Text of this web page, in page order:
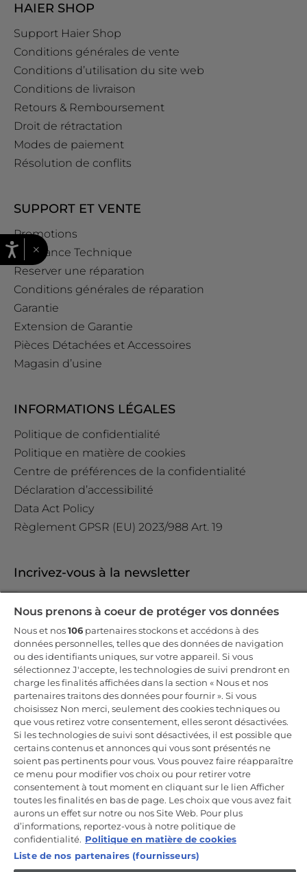
HAIER SHOP
Support Haier Shop
Conditions générales de vente
Conditions d’utilisation du site web
Conditions de livraison
Retours & Remboursement
Droit de rétractation
Modes de paiement
Résolution de conflits
SUPPORT ET VENTE
Promotions
Assistance Technique
Reserver une réparation
Conditions générales de réparation
Garantie
Extension de Garantie
Pièces Détachées et Accessoires
Magasin d’usine
INFORMATIONS LÉGALES
Politique de confidentialité
Politique en matière de cookies
Centre de préférences de la confidentialité
Déclaration d’accessibilité
Data Act Policy
Règlement GPSR (EU) 2023/988 Art. 19
Incrivez-vous à la newsletter
première commande
CANDY HOOVER GROUP S.r.I. - Associé unique - SIÈGE SOCIAL :
Via Comolli, 57 - 20861 Brugherio (MB) - Italie - SIÈGES
ADMINISTRATIFS : Via Privata Eden Fumagalli snc - 20861
Brugherio (MB) et Via Trento n. 20/A-22 - 20871 Vimercate (MB) -
Italie - Tél. : +39.039.2086.1 - Fax : +39.039.2086.237 - Capital social
35 000 000,00 € iv - Cod. Code fiscal et numéro d'inscription au
registre du commerce de Milan-Monza-Brianza-Lodi 04666310158 -
Numéro de TVA 00786860965 - Numéro REA : MB-1033934 -
Autorisation IT AEOF 211870 - Société soumise aux activités de
gestion et de coordination de Candy S.p.A.
FR / Français
×
Nous prenons à coeur de protéger vos données
Nous et nos106 partenaires stockons et accédons à des
données personnelles, telles que des données de navigation
ou des identifiants uniques, sur votre appareil. Si vous
sélectionnez J'accepte, les technologies de suivi prendront en
charge les finalités affichées dans la section « Nous et nos
partenaires traitons des données pour fournir ». Si vous
choisissez Non merci, seulement des cookies techniques ou
que vous retirez votre consentement, elles seront désactivées.
Si les technologies de suivi sont désactivées, il est possible que
certains contenus et annonces qui vous sont présentés ne
soient pas pertinents pour vous. Vous pouvez faire réapparaître
ce menu pour modifier vos choix ou pour retirer votre
consentement à tout moment en cliquant sur le lien Afficher
toutes les finalités en bas de page. Les choix que vous avez fait
aurons un effet sur notre ou nos Site Web. Pour plus
d’informations, reportez-vous à notre politique de
confidentialité. Politique en matière de cookies
Liste de nos partenaires (fournisseurs)